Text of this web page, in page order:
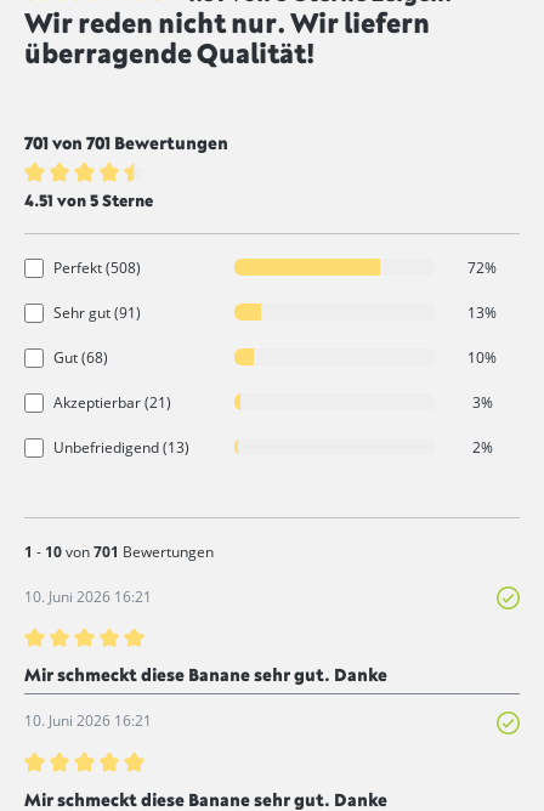
Durchschnittliche Bewertung von 4.5 von 5 Sternen
Wir reden nicht nur. Wir liefern
überragende Qualität!
701 von 701 Bewertungen
Durchschnittliche Bewertung von 4.5 von 5 Sternen
4.51 von 5 Sterne
Perfekt (508) 72%
Sehr gut (91) 13%
Gut (68) 10%
Akzeptierbar (21) 3%
Unbefriedigend (13) 2%
1 - 10von701 Bewertungen
10. Juni 2026 16:21
Bewertung mit 5 von 5 Sternen
Mir schmeckt diese Banane sehr gut. Danke
10. Juni 2026 16:21
Bewertung mit 5 von 5 Sternen
Mir schmeckt diese Banane sehr gut. Danke